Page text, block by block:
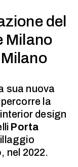
del
Milano
sua nuova
la
design
Porta
, nel 2022.